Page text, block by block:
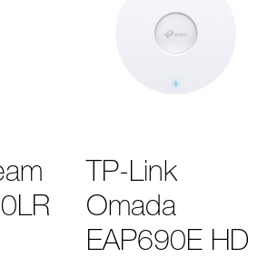
TP-Link
Omada
EAP690E HD